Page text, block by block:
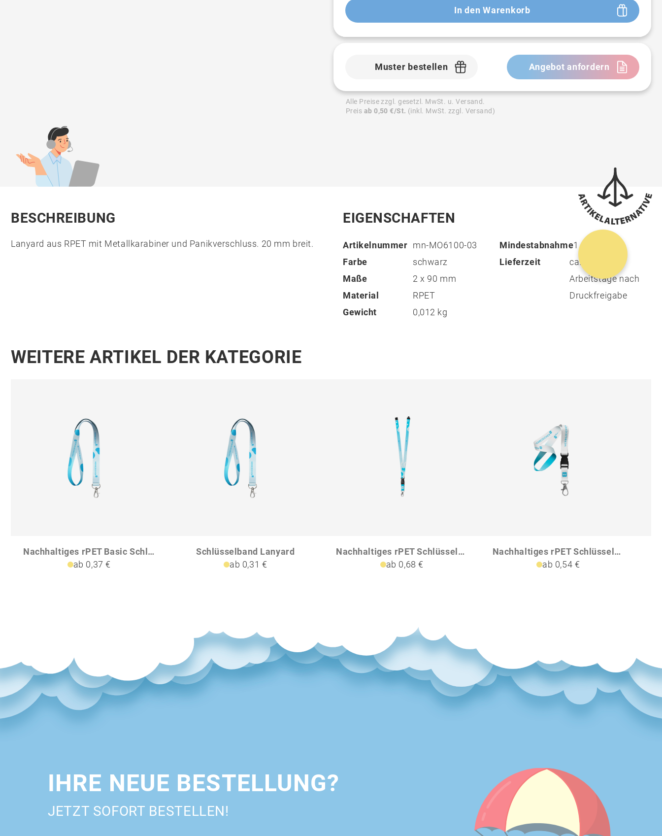
In den Warenkorb
Muster bestellen Angebot anfordern
Alle Preise zzgl. gesetzl. MwSt. u. Versand.
Preis ab 0,50 €/St. (inkl. MwSt. zzgl. Versand)
BESCHREIBUNG
Lanyard aus RPET mit Metallkarabiner und Panikverschluss. 20 mm breit.
EIGENSCHAFTEN
Artikelnummer mn-MO6100-03
Farbe
schwarz
Maße
2 x 90 mm
Material
RPET
Gewicht
0,012 kg
Mindestabnahme1
Lieferzeit
ca. 7 - 11
Arbeitstage nach
Druckfreigabe
WEITERE ARTIKEL DER KATEGORIE
Nachhaltiges rPET Basic Schlüsselband Lanyard
ab 0,37 €
Schlüsselband Lanyard
ab 0,31 €
Nachhaltiges rPET Schlüsselband Lanyard mit Karabinerhaken Schnappverschluss und Sicherheitsclip
ab 0,68 €
Nachhaltiges rPET Schlüsselband Lanyard mit Karabiner und Schnappverschluss
ab 0,54 €
IHRE NEUE BESTELLUNG?
JETZT SOFORT BESTELLEN!